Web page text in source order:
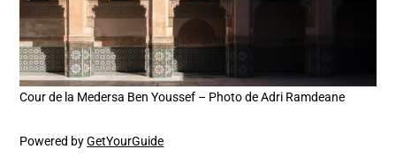
Cour de la Medersa Ben Youssef – Photo de Adri Ramdeane
Powered byGetYourGuide